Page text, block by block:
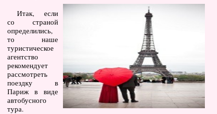
Туры
Горящие туры
Автобусные туры
Туры по Украине
Полезно
Журнал ярких путешествий
(блог)
Итак, если
со страной
определились,
то наше
туристическое
агентство
рекомендует
рассмотреть
поездку в
Париж в виде
автобусного
тура.